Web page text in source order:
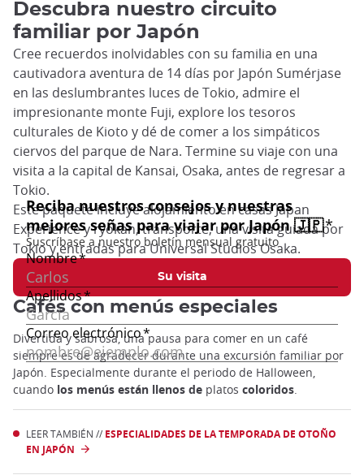
Descubra nuestro circuito
familiar por Japón
Cree recuerdos inolvidables con su familia en una
cautivadora aventura de 14 días por Japón Sumérjase
en las deslumbrantes luces de Tokio, admire el
impresionante monte Fuji, explore los tesoros
culturales de Kioto y dé de comer a los simpáticos
ciervos del parque de Nara. Termine su viaje con una
visita a la capital de Kansai, Osaka, antes de regresar a
Tokio.
Este paquete incluye alojamiento en casas Japan
Experience y ryokan, transporte, una visita guiada por
Tokio y entradas para Universal Studios Osaka.
Su visita
Cafés con menús especiales
Divertida y sabrosa, una pausa para comer en un café
siempre es de agradecer durante una excursión familiar por
Japón. Especialmente durante el periodo de Halloween,
cuando los menús están llenos de platos coloridos.
LEER TAMBIÉN // ESPECIALIDADES DE LA TEMPORADA DE OTOÑO
EN JAPÓN